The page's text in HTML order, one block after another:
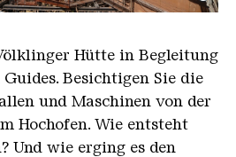
der Völklinger Hütte mit
Völklinger Hütte | Karl
Hütte in Begleitung
Besichtigen Sie die
und Maschinen von der
Hochofen. Wie entsteht
Und wie erging es den